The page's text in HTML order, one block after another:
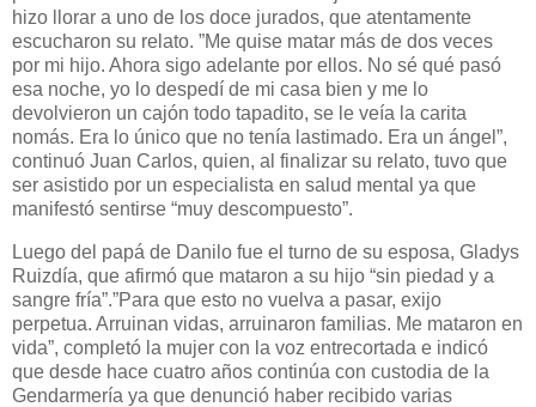
hizo llorar a uno de los doce jurados, que atentamente
escucharon su relato. ”Me quise matar más de dos veces
por mi hijo. Ahora sigo adelante por ellos. No sé qué pasó
esa noche, yo lo despedí de mi casa bien y me lo
devolvieron un cajón todo tapadito, se le veía la carita
nomás. Era lo único que no tenía lastimado. Era un ángel”,
continuó Juan Carlos, quien, al finalizar su relato, tuvo que
ser asistido por un especialista en salud mental ya que
manifestó sentirse “muy descompuesto”.
Luego del papá de Danilo fue el turno de su esposa, Gladys
Ruizdía, que afirmó que mataron a su hijo “sin piedad y a
sangre fría”.”Para que esto no vuelva a pasar, exijo
perpetua. Arruinan vidas, arruinaron familias. Me mataron en
vida”, completó la mujer con la voz entrecortada e indicó
que desde hace cuatro años continúa con custodia de la
Gendarmería ya que denunció haber recibido varias